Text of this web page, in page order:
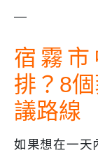
—
宿霧
排？8
議路線
如果想在一天